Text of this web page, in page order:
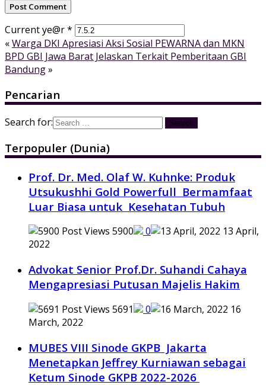
Current ye@r*
«Warga DKI Apresiasi Aksi Sosial PEWARNA dan MKN
BPD GBI Jawa Barat Jelaskan Terkait Pemberitaan GBI
Bandung»
Pencarian
Search for:
Terpopuler (Dunia)
Prof. Dr. Med. Olaf W. Kuhnke: Produk
Utsukushhi Gold Powerfull Bermamfaat
Luar Biasa untuk Kesehatan Tubuh
5900 0
13 April,
2022
Advokat Senior Prof.Dr. Suhandi Cahaya
Mengapresiasi Putusan Majelis Hakim
5691 0
16
March, 2022
MUBES VIII Sinode GKPB Jakarta
Menetapkan Jeffrey Kurniawan sebagai
Ketum Sinode GKPB 2022-2026